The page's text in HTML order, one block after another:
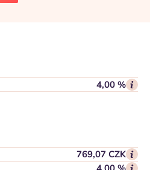
4,00 %
769,07 CZK